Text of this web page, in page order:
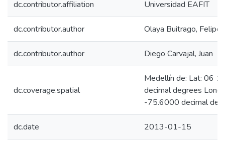
dc.contributor.affiliation Universidad EAFIT
dc.contributor.author Olaya Buitrago, Felipe
dc.contributor.author Diego Carvajal, Juan
dc.coverage.spatial
Medellín de: Lat: 06
decimal degrees
-75.6000 decimal
dc.date 2013-01-15